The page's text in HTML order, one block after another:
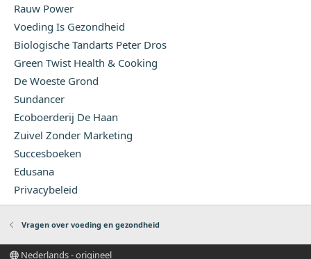
Rauw Power
Voeding Is Gezondheid
Biologische Tandarts Peter Dros
Green Twist Health & Cooking
De Woeste Grond
Sundancer
Ecoboerderij De Haan
Zuivel Zonder Marketing
Succesboeken
Edusana
Privacybeleid
Vragen over voeding en gezondheid
Nederlands - origineel